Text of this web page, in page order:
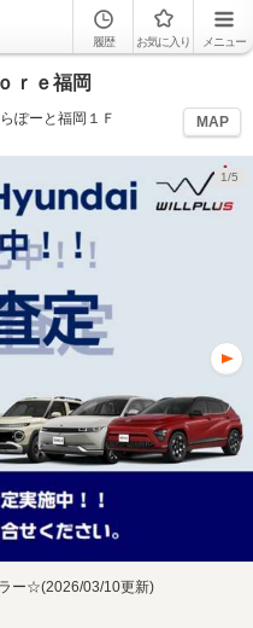
履歴 お気に入り メニュー
ｒｅ福岡
ぽーと福岡１Ｆ MAP
1/5
ー☆(2026/03/10更新)